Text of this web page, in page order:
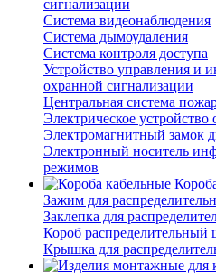
сигнализации
Система видеонаблюдения
Система дымоудаления
Система контроля доступа
Устройство управления и
охранной сигнализации
Центральная система
Электрическое устройство
Электромагнитный замок
Электронный носитель
режимов
Зажим для
Заклепка для
Короб распределительный
Крышка для